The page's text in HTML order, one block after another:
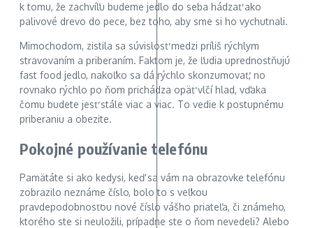
k tomu, že zachvíľu budeme jedlo do seba hádzať ako
palivové drevo do pece, bez toho, aby sme si ho vychutnali.
Mimochodom, zistila sa súvislosť medzi príliš rýchlym
stravovaním a priberaním. Faktom je, že ľudia uprednostňujú
fast food jedlo, nakoľko sa dá rýchlo skonzumovať, no
rovnako rýchlo po ňom prichádza opäť vlčí hlad, vďaka
čomu budete jesť stále viac a viac. To vedie k postupnému
priberaniu a obezite.
Pokojné používanie telefónu
Pamätáte si ako kedysi, keď sa vám na obrazovke telefónu
zobrazilo neznáme číslo, bolo to s veľkou
pravdepodobnosťou nové číslo vášho priateľa, či známeho,
ktorého ste si neuložili, prípadne ste o ňom nevedeli? Alebo